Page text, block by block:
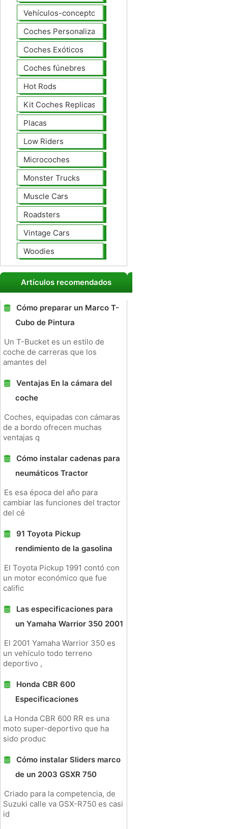
Vehículos-concepto
Coches Personalizados
Coches Exóticos
Coches fúnebres
Hot Rods
Kit Coches Replicas
Placas
Low Riders
Microcoches
Monster Trucks
Muscle Cars
Roadsters
Vintage Cars
Woodies
Artículos recomendados
Cómo preparar un Marco T-
Cubo de Pintura
Un T-Bucket es un estilo de
coche de carreras que los
amantes del
Ventajas En la cámara del
coche
Coches, equipadas con cámaras
de a bordo ofrecen muchas
ventajas q
Cómo instalar cadenas para
neumáticos Tractor
Es esa época del año para
cambiar las funciones del tractor
del cé
91 Toyota Pickup
rendimiento de la gasolina
El Toyota Pickup 1991 contó con
un motor económico que fue
calific
Las especificaciones para
un Yamaha Warrior 350 2001
El 2001 Yamaha Warrior 350 es
un vehículo todo terreno
deportivo ,
Honda CBR 600
Especificaciones
La Honda CBR 600 RR es una
moto super-deportivo que ha
sido produc
Cómo instalar Sliders marco
de un 2003 GSXR 750
Criado para la competencia, de
Suzuki calle va GSX-R750 es casi
id